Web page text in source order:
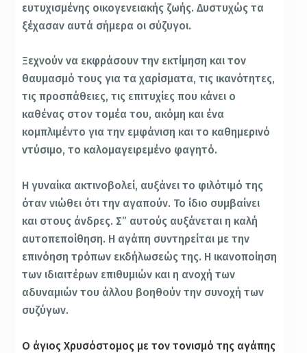
ευτυχισμένης οικογενειακής ζωής. Δυστυχώς τα
ξέχασαν αυτά σήμερα οι σύζυγοι.
Ξεχνούν να εκφράσουν την εκτίμηση και τον
θαυμασμό τους για τα χαρίσματα, τις ικανότητες,
τις προσπάθειες, τις επιτυχίες που κάνει ο
καθένας στον τομέα του, ακόμη και ένα
κομπλιμέντο για την εμφάνιση και το καθημερινό
ντύσιμο, το καλομαγειρεμένο φαγητό.
Η γυναίκα ακτινοβολεί, αυξάνει το φιλότιμό της
όταν νιώθει ότι την αγαπούν. Το ίδιο συμβαίνει
και στους άνδρες. Σ” αυτούς αυξάνεται η καλή
αυτοπεποίθηση. Η αγάπη συντηρείται με την
επινόηση τρόπων εκδήλωσεώς της. Η ικανοποίηση
των ιδιαιτέρων επιθυμιών και η ανοχή των
αδυναμιών του άλλου βοηθούν την συνοχή των
συζύγων.
Ο άγιος Χρυσόστομος με τον τονισμό της αγάπης